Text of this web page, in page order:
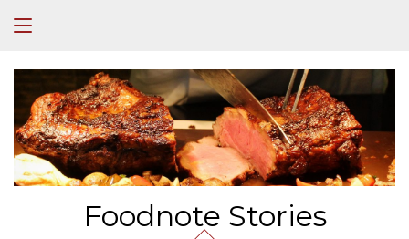
Foodnote Stories